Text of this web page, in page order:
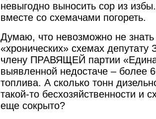
невыгодно выносить сор из
вместе со схемачами погореть.
Думаю, что невозможно не знать
«хронических» схемах
члену ПРАВЯЩЕЙ партии
выявленной недостаче – более
топлива. А сколько тонн
такой-то бесхозяйственности и
еще сокрыто?